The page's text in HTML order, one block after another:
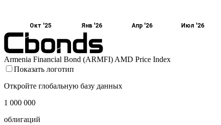
Окт '25 Янв '26 Апр '26 Июл '26
Armenia Financial Bond (ARMFI) AMD Price Index
Показать логотип
Откройте глобальную базу данных
1 000 000
облигаций